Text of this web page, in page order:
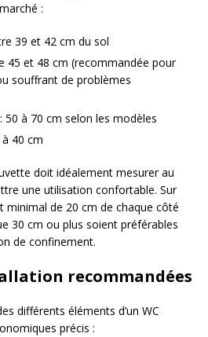
:
39 et 42 cm du sol
45 et 48 cm (recommandée pour
souffrant de problèmes
à 70 cm selon les modèles
40 cm
doit idéalement mesurer au
une utilisation confortable. Sur
minimal de 20 cm de chaque côté
30 cm ou plus soient préférables
de confinement.
recommandées
différents éléments d’un WC
précis :